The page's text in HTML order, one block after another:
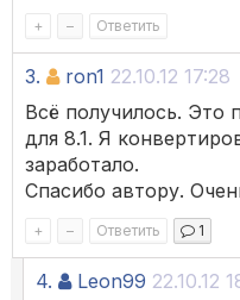
+ – Ответить
3. ron1 22.10.12 17:28
Всё получилось. Это
для 8.1. Я
заработало.
Спасибо автору.
+ – Ответить 1
4. Leon99 22.10.12